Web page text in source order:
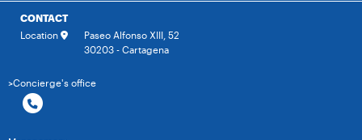
CONTACT
Location
Paseo Alfonso XIII, 52
30203 - Cartagena
>Concierge's office